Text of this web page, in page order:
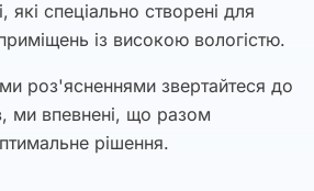
які спеціально створені для
із високою вологістю.
роз'ясненнями звертайтеся до
ми впевнені, що разом
рішення.